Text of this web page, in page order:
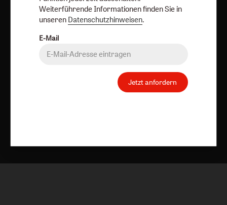
Vertrag widerrufen Abo online kündigen
Weiterführende Informationen finden Sie in
unseren Datenschutzhinweisen.
E-Mail
Jetzt anfordern